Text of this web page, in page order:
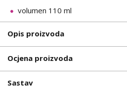
volumen 110 ml
Opis proizvoda
Ocjena proizvoda
Sastav